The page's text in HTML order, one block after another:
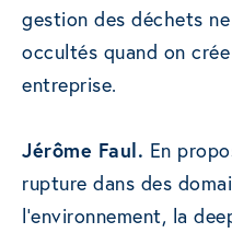
gestion des déchets
occultés quand on
entreprise.
Jérôme Faul. En
rupture dans des
l’environnement, la